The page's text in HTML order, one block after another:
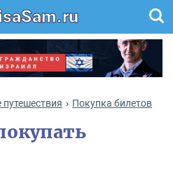
Покупка билетов